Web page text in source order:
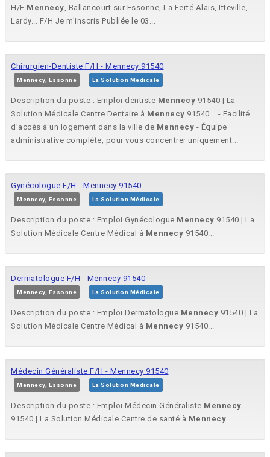
H/F Mennecy, Ballancourt sur Essonne, La Ferté Alais, Itteville,
Lardy... F/H Je m'inscris Publiée le 03...
Chirurgien-Dentiste F/H - Mennecy 91540
Mennecy, Essonne La Solution Médicale
Description du poste : Emploi dentiste Mennecy 91540 | La
Solution Médicale Centre Dentaire à Mennecy 91540... - Facilité
d'accès à un logement dans la ville de Mennecy - Équipe
administrative complète, pour vous concentrer uniquement...
Gynécologue F/H - Mennecy 91540
Mennecy, Essonne La Solution Médicale
Description du poste : Emploi Gynécologue Mennecy 91540 | La
Solution Médicale Centre Médical à Mennecy 91540...
Dermatologue F/H - Mennecy 91540
Mennecy, Essonne La Solution Médicale
Description du poste : Emploi Dermatologue Mennecy 91540 | La
Solution Médicale Centre Médical à Mennecy 91540...
Médecin Généraliste F/H - Mennecy 91540
Mennecy, Essonne La Solution Médicale
Description du poste : Emploi Médecin Généraliste Mennecy
91540 | La Solution Médicale Centre de santé à Mennecy...